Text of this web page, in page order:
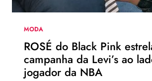
MODA
ROSÉ do Black Pink
campanha da Levi’s ao
jogador da NBA